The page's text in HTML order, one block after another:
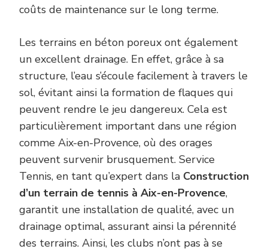
coûts de maintenance sur le long terme.
Les terrains en béton poreux ont également
un excellent drainage. En effet, grâce à sa
structure, l’eau s’écoule facilement à travers le
sol, évitant ainsi la formation de flaques qui
peuvent rendre le jeu dangereux. Cela est
particulièrement important dans une région
comme Aix-en-Provence, où des orages
peuvent survenir brusquement. Service
Tennis, en tant qu’expert dans la Construction
d’un terrain de tennis à Aix-en-Provence,
garantit une installation de qualité, avec un
drainage optimal, assurant ainsi la pérennité
des terrains. Ainsi, les clubs n’ont pas à se